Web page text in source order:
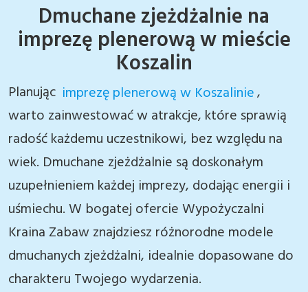
Dmuchane zjeżdżalnie na
imprezę plenerową w mieście
Koszalin
Planując imprezę plenerową w Koszalinie,
warto zainwestować w atrakcje, które sprawią
radość każdemu uczestnikowi, bez względu na
wiek. Dmuchane zjeżdżalnie są doskonałym
uzupełnieniem każdej imprezy, dodając energii i
uśmiechu. W bogatej ofercie Wypożyczalni
Kraina Zabaw znajdziesz różnorodne modele
dmuchanych zjeżdżalni, idealnie dopasowane do
charakteru Twojego wydarzenia.